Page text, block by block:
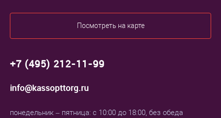
Посмотреть на карте
+7 (495) 212-11-99
info@kassopttorg.ru
понедельник – пятница: с 10:00 до 18:00, без обеда